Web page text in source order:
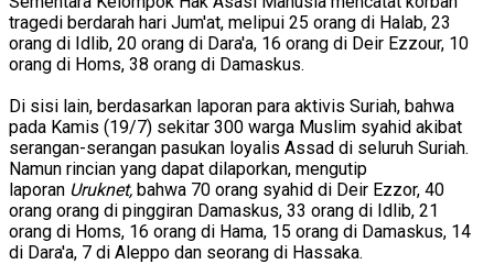
tragedi berdarah hari Jum'at, melipui 25 orang di Halab, 23
orang di Idlib, 20 orang di Dara'a, 16 orang di Deir Ezzour, 10
orang di Homs, 38 orang di Damaskus.
Di sisi lain, berdasarkan laporan para aktivis Suriah, bahwa
pada Kamis (19/7) sekitar 300 warga Muslim syahid akibat
serangan-serangan pasukan loyalis Assad di seluruh Suriah.
Namun rincian yang dapat dilaporkan, mengutip
laporan Uruknet, bahwa 70 orang syahid di Deir Ezzor, 40
orang orang di pinggiran Damaskus, 33 orang di Idlib, 21
orang di Homs, 16 orang di Hama, 15 orang di Damaskus, 14
di Dara'a, 7 di Aleppo dan seorang di Hassaka.